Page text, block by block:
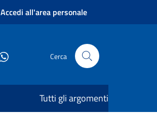
Accedi all'area personale
Cerca
Tutti gli argomenti